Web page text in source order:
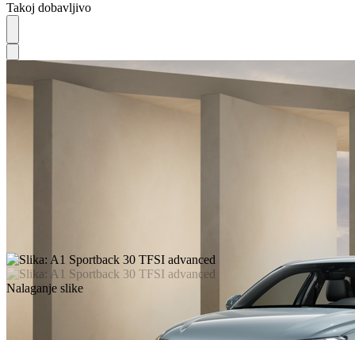
Takoj dobavljivo
Nalaganje slike